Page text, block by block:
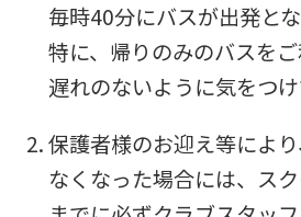
毎時40分にバスが出発とな
特に、帰りのみのバスを
遅れのないように気をつけ
保護者様のお迎え等によ
なくなった場合には、ス